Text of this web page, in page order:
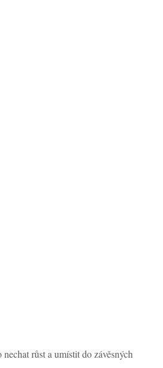
růst a umístit do závěsných